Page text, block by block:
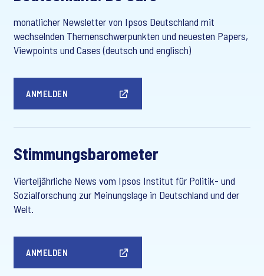
monatlicher Newsletter von Ipsos Deutschland mit
wechselnden Themenschwerpunkten und neuesten Papers,
Viewpoints und Cases (deutsch und englisch)
ANMELDEN
Stimmungsbarometer
Vierteljährliche News vom Ipsos Institut für Politik- und
Sozialforschung zur Meinungslage in Deutschland und der
Welt.
ANMELDEN